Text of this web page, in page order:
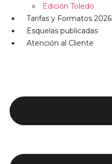
Edición Toledo
Tarifas y Formatos 2026
Esquelas publicadas
Atención al Cliente